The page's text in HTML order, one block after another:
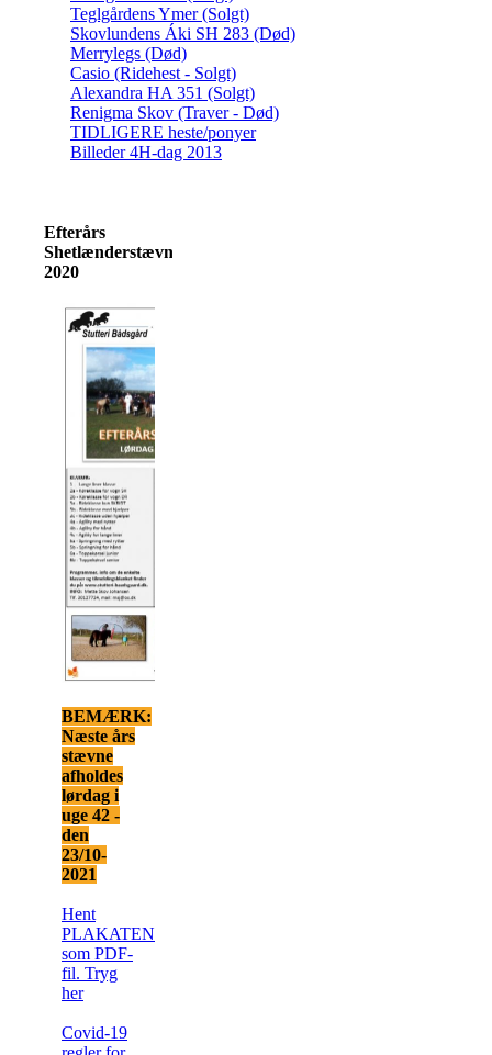
Teglgårdens Ymer (Solgt)
Skovlundens Áki SH 283 (Død)
Merrylegs (Død)
Casio (Ridehest - Solgt)
Alexandra HA 351 (Solgt)
Renigma Skov (Traver - Død)
TIDLIGERE heste/ponyer
Billeder 4H-dag 2013
Efterårs
Shetlænderstævne
2020
BEMÆRK:
Næste års
stævne
afholdes
lørdag i
uge 42 -
den
23/10-
2021
Hent
PLAKATEN
som PDF-
fil. Tryg
her
Covid-19